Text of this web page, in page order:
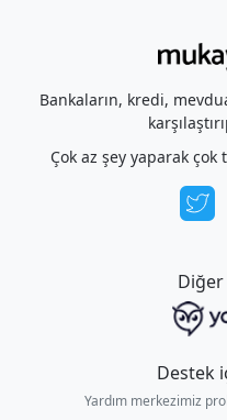
Bankaların, kredi,
Çok az şey yaparak
Destek
Yardım merkezimiz